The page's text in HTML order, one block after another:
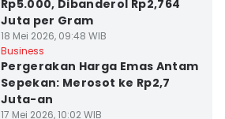
Rp5.000, Dibanderol Rp2,764
Juta per Gram
18 Mei 2026, 09:48 WIB
Business
Pergerakan Harga Emas Antam
Sepekan: Merosot ke Rp2,7
Juta-an
17 Mei 2026, 10:02 WIB